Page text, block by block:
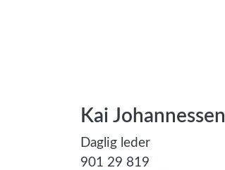
Kai Johannessen
Daglig leder
901 29 819